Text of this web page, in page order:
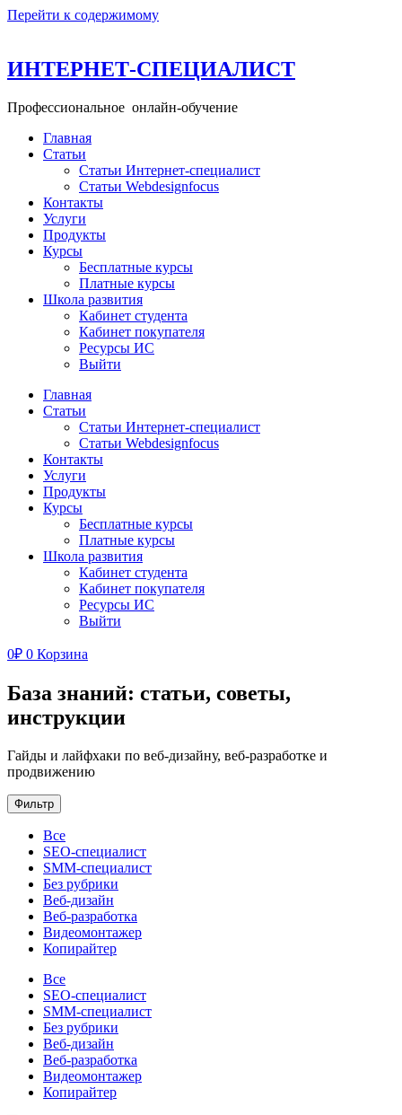
Перейти к содержимому
ИНТЕРНЕТ-СПЕЦИАЛИСТ
Профессиональное онлайн-обучение
Главная
Статьи
Статьи Интернет-специалист
Статьи Webdesignfocus
Контакты
Услуги
Продукты
Курсы
Бесплатные курсы
Платные курсы
Школа развития
Кабинет студента
Кабинет покупателя
Ресурсы ИС
Выйти
Главная
Статьи
Статьи Интернет-специалист
Статьи Webdesignfocus
Контакты
Услуги
Продукты
Курсы
Бесплатные курсы
Платные курсы
Школа развития
Кабинет студента
Кабинет покупателя
Ресурсы ИС
Выйти
0₽ 0 Корзина
База знаний: статьи, советы,
инструкции
Гайды и лайфхаки по веб-дизайну, веб-разработке и
продвижению
Фильтр
Все
SEO-специалист
SMM-специалист
Без рубрики
Веб-дизайн
Веб-разработка
Видеомонтажер
Копирайтер
Все
SEO-специалист
SMM-специалист
Без рубрики
Веб-дизайн
Веб-разработка
Видеомонтажер
Копирайтер